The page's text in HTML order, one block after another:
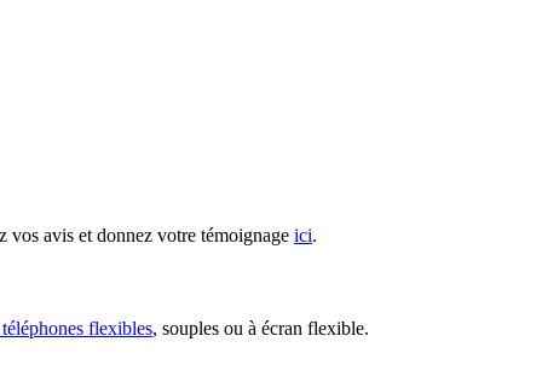
vos avis et donnez votre témoignage ici.
flexibles, souples ou à écran flexible.